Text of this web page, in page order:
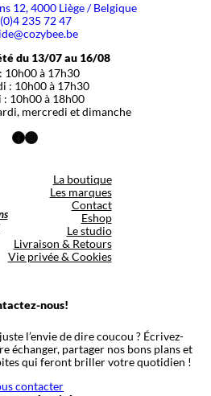
12, 4000 Liège / Belgique
235 72 47
du 13/07 au 16/08
10h00 à 17h30
: 10h00 à 17h30
: 10h00 à 18h00
mercredi et dimanche
Facebook
Instagram
La boutique
Les marques
Contact
Eshop
Le studio
Livraison & Retours
Vie privée & Cookies
nous!
l’envie de dire coucou ? Écrivez-
échanger, partager nos bons plans et
qui feront briller votre quotidien !
contacter